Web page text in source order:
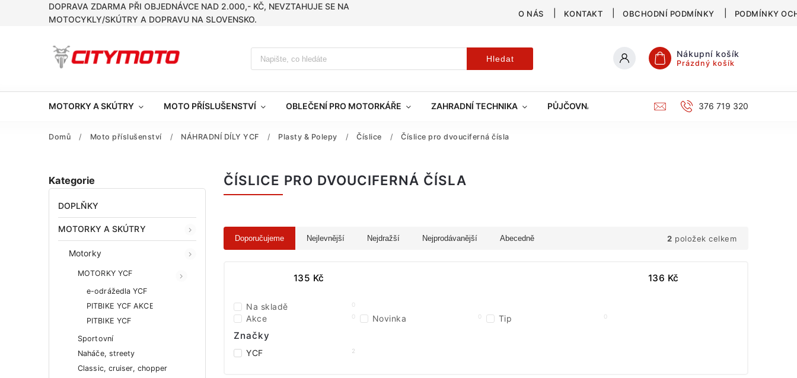
DOPRAVA ZDARMA PŘI OBJEDNÁVCE NAD 2.000,- KČ, NEVZTAHUJE SE NA
MOTOCYKLY/SKÚTRY A DOPRAVU NA SLOVENSKO.
O NÁS KONTAKT OBCHODNÍ PODMÍNKY PODMÍNKY
Hledat Nákupní košík
Prázdný košík
MOTORKY A SKÚTRY MOTO PŘÍSLUŠENSTVÍ OBLEČENÍ PRO MOTORKÁŘE ZAHRADNÍ TECHNIKA PŮJČOVNA KATALOG376 719 320
Domů / Moto příslušenství / NÁHRADNÍ DÍLY YCF / Plasty & Polepy / Číslice / Číslice pro dvouciferná čísla
Kategorie
DOPLŇKY
MOTORKY A SKÚTRY
Motorky
MOTORKY YCF
e-odrážedla YCF
PITBIKE YCF AKCE
PITBIKE YCF
Sportovní
Naháče, streety
Classic, cruiser, chopper
ČÍSLICE PRO DVOUCIFERNÁ ČÍSLA
Doporučujeme Nejlevnější Nejdražší Nejprodávanější Abecedně 2 položek celkem
135 Kč 136 Kč
Na skladě 0
Akce 0 Novinka 0 Tip 0
Značky
YCF 2